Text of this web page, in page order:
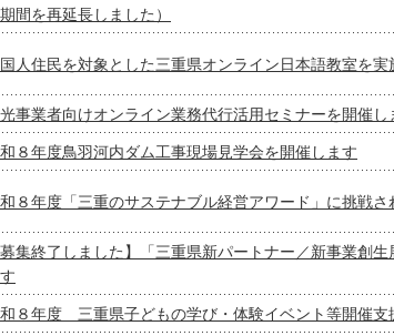
間を再延長しました）
人住民を対象とした三重県オンライン日本語教室を実
事業者向けオンライン業務代行活用セミナーを開催し
８年度鳥羽河内ダム工事現場見学会を開催します
８年度「三重のサステナブル経営アワード」に挑戦さ
集終了しました】「三重県新パートナー／新事業創
８年度 三重県子どもの学び・体験イベント等開催支